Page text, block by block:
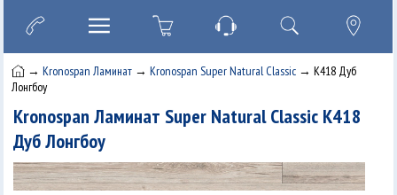
→Kronospan Ламинат →Kronospan Super Natural Classic → K418 Дуб
Лонгбоу
Kronospan Ламинат Super Natural Classic K418
Дуб Лонгбоу